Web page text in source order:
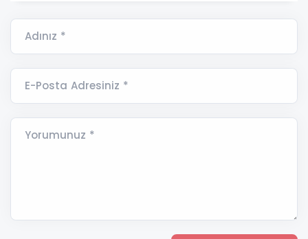
Adınız *
E-Posta Adresiniz *
Yorumunuz *